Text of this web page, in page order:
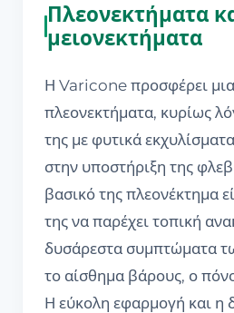
Πλεονεκτήματα
μειονεκτήματα
Η Varicone προσφέρει
πλεονεκτήματα, κυρίως
της με φυτικά
στην υποστήριξη της
βασικό της πλεονέκτημα
της να παρέχει τοπική
δυσάρεστα συμπτώματα
το αίσθημα βάρους, ο
Η εύκολη εφαρμογή και η